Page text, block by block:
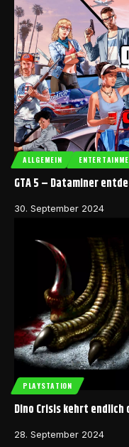
ALLGEMEIN
GTA 5 – Dataminer
30. September 2024
PLAYSTATION
Dino Crisis kehrt
28. September 2024